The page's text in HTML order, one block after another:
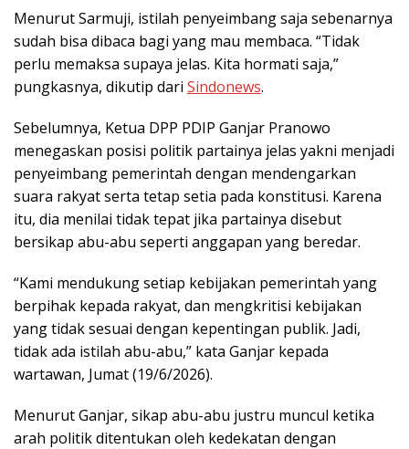
Menurut Sarmuji, istilah penyeimbang saja sebenarnya
sudah bisa dibaca bagi yang mau membaca. “Tidak
perlu memaksa supaya jelas. Kita hormati saja,”
pungkasnya, dikutip dari Sindonews.
Sebelumnya, Ketua DPP PDIP Ganjar Pranowo
menegaskan posisi politik partainya jelas yakni menjadi
penyeimbang pemerintah dengan mendengarkan
suara rakyat serta tetap setia pada konstitusi. Karena
itu, dia menilai tidak tepat jika partainya disebut
bersikap abu-abu seperti anggapan yang beredar.
“Kami mendukung setiap kebijakan pemerintah yang
berpihak kepada rakyat, dan mengkritisi kebijakan
yang tidak sesuai dengan kepentingan publik. Jadi,
tidak ada istilah abu-abu,” kata Ganjar kepada
wartawan, Jumat (19/6/2026).
Menurut Ganjar, sikap abu-abu justru muncul ketika
arah politik ditentukan oleh kedekatan dengan